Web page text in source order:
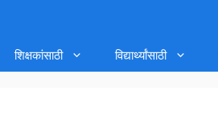
शिक्षकांसाठी विद्यार्थ्यांसाठी